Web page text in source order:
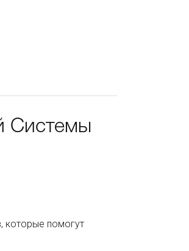
Системы
которые помогут